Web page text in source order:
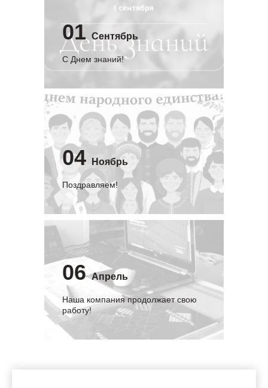
01 Сентябрь
C Днем знаний!
04 Ноябрь
Поздравляем!
06 Апрель
Наша компания продолжает свою
работу!